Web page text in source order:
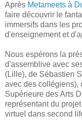
Après Metameets à
faire découvrir le
immersifs dans les
d'enseignement et
Nous espérons la
d'assemblive avec
(Lille), de Sébastien
avec des collégiens),
Supérieure des Arts
représentant du
virtuel dans second